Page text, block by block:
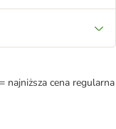
najniższa cena regularna